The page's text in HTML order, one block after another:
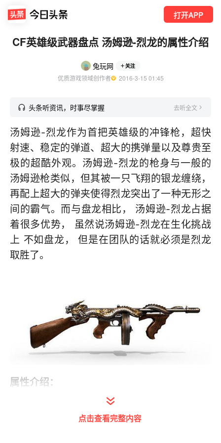
打开APP
CF英雄级武器盘点 汤姆逊-烈龙的属性介绍
兔玩网 关注
优质游戏领域创作者
  2016-3-15 01:45
头条听资讯，时事尽掌握 去听全文
汤姆逊-烈龙作为首把英雄级的冲锋枪，超快
射速、稳定的弹道、超大的携弹量以及尊贵至
极的超酷外观。汤姆逊-烈龙的枪身与一般的
汤姆逊枪类似，但其被一只飞翔的银龙缠绕，
再配上超大的弹夹使得烈龙突出了一种无形之
间的霸气。而与盘龙相比， 汤姆逊-烈龙占据
着很多优势， 虽然说汤姆逊-烈龙在生化挑战
上 不如盘龙， 但是在团队的话就必须是烈龙
取胜了。
属性介绍：
全长：808mm 重量：4.4 kg 弹夹容量：
70/140 有效射程：200m 射速：800 RPM 超
点击查看完整内容